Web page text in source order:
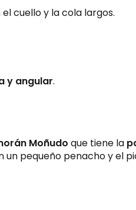
el cuello y la cola largos.
y angular.
Moñudo que tiene la
un pequeño penacho y el